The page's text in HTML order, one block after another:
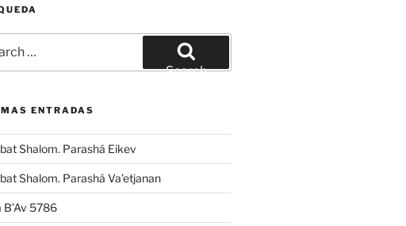
Search
ENTRADAS
Shalom. Parashá Eikev
Shalom. Parashá Va’etjanan
B’Av 5786